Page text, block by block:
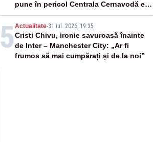
pune în pericol Centrala Cernavodă era
cunoscută de pe vremea lui Ceaușescu
5 Actualitate-31 iul. 2026, 19:35
Cristi Chivu, ironie savuroasă înainte
de Inter – Manchester City: „Ar fi
frumos să mai cumpărați și de la noi”